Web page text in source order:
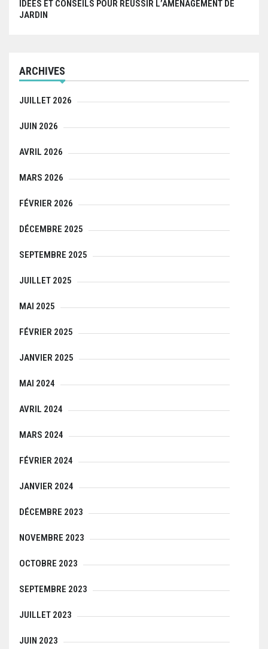
IDÉES ET CONSEILS POUR RÉUSSIR L’AMÉNAGEMENT DE
JARDIN
ARCHIVES
JUILLET 2026
JUIN 2026
AVRIL 2026
MARS 2026
FÉVRIER 2026
DÉCEMBRE 2025
SEPTEMBRE 2025
JUILLET 2025
MAI 2025
FÉVRIER 2025
JANVIER 2025
MAI 2024
AVRIL 2024
MARS 2024
FÉVRIER 2024
JANVIER 2024
DÉCEMBRE 2023
NOVEMBRE 2023
OCTOBRE 2023
SEPTEMBRE 2023
JUILLET 2023
JUIN 2023